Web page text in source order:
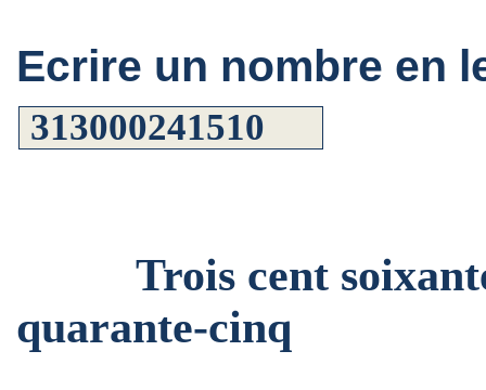
Ecrire un nombre en
Trois cent
quarante-cinq